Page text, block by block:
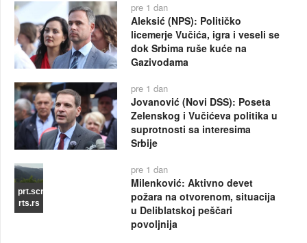
pre 1 dan
Aleksić (NPS): Političko
licemerje Vučića, igra i veseli se
dok Srbima ruše kuće na
Gazivodama
pre 1 dan
Jovanović (Novi DSS): Poseta
Zelenskog i Vučićeva politika u
suprotnosti sa interesima
Srbije
prt.scr
rts.rs
pre 1 dan
Milenković: Aktivno devet
požara na otvorenom, situacija
u Deliblatskoj peščari
povoljnija